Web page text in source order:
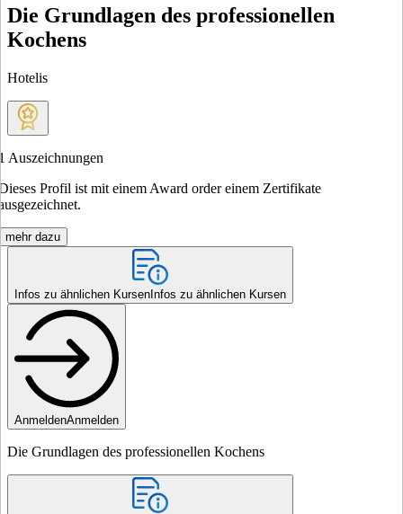
Die Grundlagen des professionellen
Kochens
Hotelis
Auszeichnungen
Profil ist mit einem Award order einem Zertifikate
mehr dazu
Infos zu ähnlichen Kursen Infos zu ähnlichen Kursen
AnmeldenAnmelden
Die Grundlagen des professionellen Kochens